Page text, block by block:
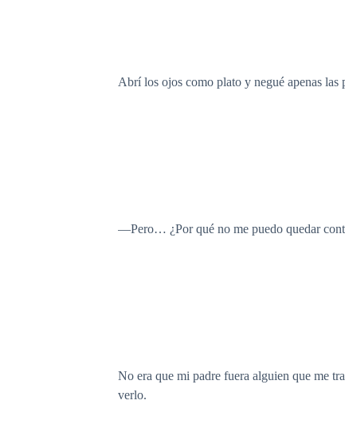
Abrí los ojos como plato y negué apenas
—Pero… ¿Por qué no me puedo quedar
No era que mi padre fuera alguien que me
verlo.